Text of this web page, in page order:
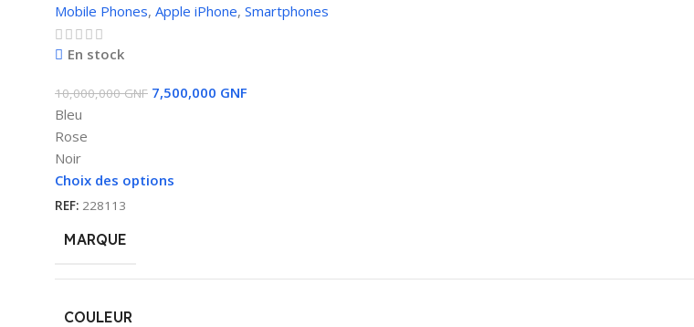
Mobile Phones, Apple iPhone, Smartphones
En stock
10,000,000GNF 7,500,000 GNF
Bleu
Rose
Noir
Choix des options
REF: 228113
MARQUE
COULEUR